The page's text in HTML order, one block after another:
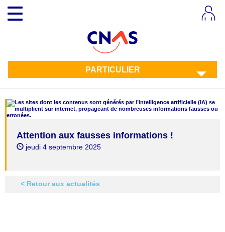
contenu
principal
Toggle navigation
PARTICULIER
Attention aux fausses informations !
jeudi 4 septembre 2025
< Retour aux actualités